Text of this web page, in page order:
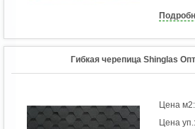
Гибкая черепица Shinglas
Цена м2:
Цена уп.: